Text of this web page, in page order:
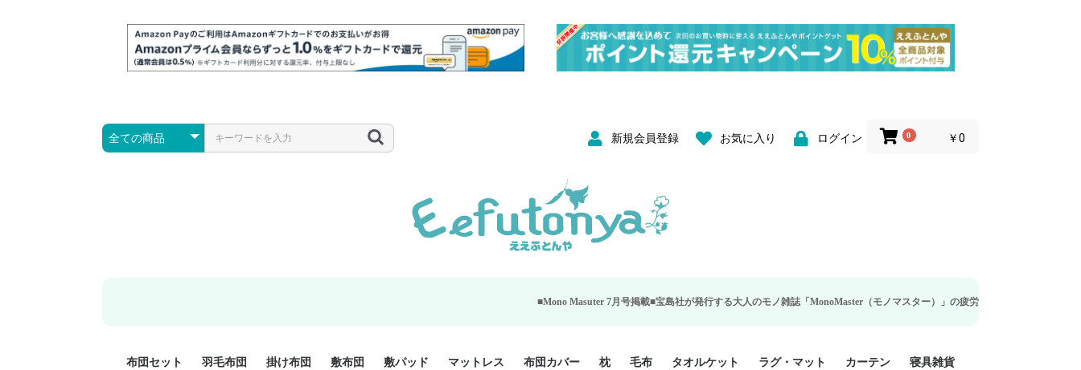
新規会員登録 お気に入り ログイン 0 ￥0
■Mono Masuter 7月号掲載■宝島社が発行する大人のモノ雑誌「MonoMaster（モノマスター）」の疲労回復・睡眠の向上特集に当社のリカバリ
布団セット 羽毛布団 掛け布団 敷布団 敷パッド マットレス 布団カバー 枕 毛布 タオルケット ラグ・マット カーテン 寝具雑貨